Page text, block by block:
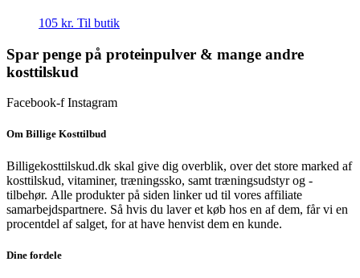
105 kr. Til butik
Spar penge på proteinpulver & mange andre
kosttilskud
Facebook-f Instagram
Om Billige Kosttilbud
Billigekosttilskud.dk skal give dig overblik, over det store marked af
kosttilskud, vitaminer, træningssko, samt træningsudstyr og -
tilbehør. Alle produkter på siden linker ud til vores affiliate
samarbejdspartnere. Så hvis du laver et køb hos en af dem, får vi en
procentdel af salget, for at have henvist dem en kunde.
Dine fordele